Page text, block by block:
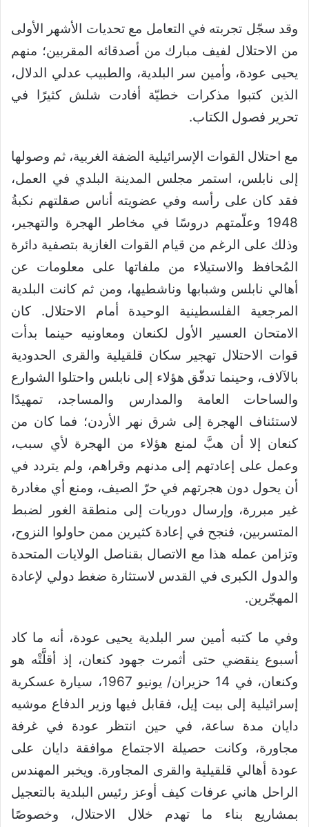
وقد سجّل تجربته في التعامل مع تحديات الأشهر الأولى
من الاحتلال لفيف مبارك من أصدقائه المقربين؛ منهم
يحيى عودة، وأمين سر البلدية، والطبيب عدلي الدلال،
الذين كتبوا مذكرات خطيّة أفادت شلش كثيرًا في
تحرير فصول الكتاب.
مع احتلال القوات الإسرائيلية الضفة الغربية، ثم وصولها
إلى نابلس، استمر مجلس المدينة البلدي في العمل،
فقد كان على رأسه وفي عضويته أناس صقلتهم نكبةُ
1948 وعلّمتهم دروسًا في مخاطر الهجرة والتهجير،
وذلك على الرغم من قيام القوات الغازية بتصفية دائرة
المُحافظ والاستيلاء من ملفاتها على معلومات عن
أهالي نابلس وشبابها وناشطيها، ومن ثم كانت البلدية
المرجعية الفلسطينية الوحيدة أمام الاحتلال. كان
الامتحان العسير الأول لكنعان ومعاونيه حينما بدأت
قوات الاحتلال تهجير سكان قلقيلية والقرى الحدودية
بالآلاف، وحينما تدفّق هؤلاء إلى نابلس واحتلوا الشوارع
والساحات العامة والمدارس والمساجد، تمهيدًا
لاستئناف الهجرة إلى شرق نهر الأردن؛ فما كان من
كنعان إلا أن هبَّ لمنع هؤلاء من الهجرة لأي سبب،
وعمل على إعادتهم إلى مدنهم وقراهم، ولم يتردد في
أن يحول دون هجرتهم في حرّ الصيف، ومنع أي مغادرة
غير مبررة، وإرسال دوريات إلى منطقة الغور لضبط
المتسربين، فنجح في إعادة كثيرين ممن حاولوا النزوح،
وتزامن عمله هذا مع الاتصال بقناصل الولايات المتحدة
والدول الكبرى في القدس لاستثارة ضغط دولي لإعادة
المهجّرين.
وفي ما كتبه أمين سر البلدية يحيى عودة، أنه ما كاد
أسبوع ينقضي حتى أثمرت جهود كنعان، إذ أقلَّتْه هو
وكنعان، في 14 حزيران/ يونيو 1967، سيارة عسكرية
إسرائيلية إلى بيت إيل، فقابل فيها وزير الدفاع موشيه
دايان مدة ساعة، في حين انتظر عودة في غرفة
مجاورة، وكانت حصيلة الاجتماع موافقة دايان على
عودة أهالي قلقيلية والقرى المجاورة. ويخبر المهندس
الراحل هاني عرفات كيف أوعز رئيس البلدية بالتعجيل
بمشاريع بناء ما تهدم خلال الاحتلال، وخصوصًا